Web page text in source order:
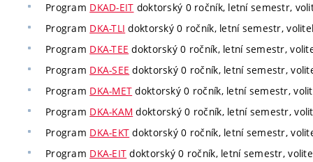
Program DKAD-EIT doktorský 0 ročník, letní semestr,
Program DKA-TLI doktorský 0 ročník, letní semestr,
Program DKA-TEE doktorský 0 ročník, letní semestr,
Program DKA-SEE doktorský 0 ročník, letní semestr,
Program DKA-MET doktorský 0 ročník, letní semestr,
Program DKA-KAM doktorský 0 ročník, letní semestr,
Program DKA-EKT doktorský 0 ročník, letní semestr,
Program DKA-EIT doktorský 0 ročník, letní semestr,